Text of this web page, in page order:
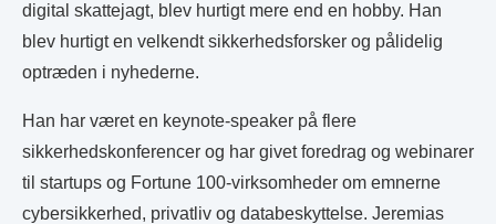
digital skattejagt, blev hurtigt mere end en hobby. Han
blev hurtigt en velkendt sikkerhedsforsker og pålidelig
optræden i nyhederne.
Han har været en keynote-speaker på flere
sikkerhedskonferencer og har givet foredrag og webinarer
til startups og Fortune 100-virksomheder om emnerne
cybersikkerhed, privatliv og databeskyttelse. Jeremias